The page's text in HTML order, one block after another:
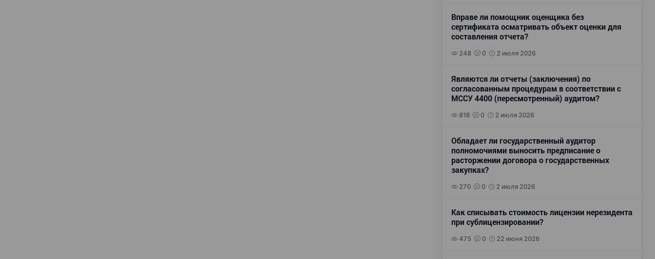
Вправе ли помощник оценщика без
сертификата осматривать объект оценки для
составления отчета?
248 0 2 июля 2026
Являются ли отчеты (заключения) по
согласованным процедурам в соответствии с
МССУ 4400 (пересмотренный) аудитом?
818 0 2 июля 2026
Обладает ли государственный аудитор
полномочиями выносить предписание о
расторжении договора о государственных
закупках?
270 0 2 июля 2026
Как списывать стоимость лицензии нерезидента
при сублицензировании?
475 0 22 июня 2026